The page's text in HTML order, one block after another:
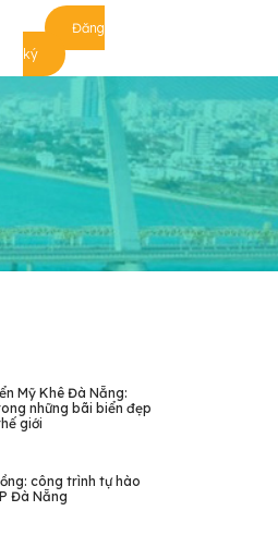
Đăng
ký
Mỹ Khê Đà Nẵng:
những bãi biển đẹp
giới
công trình tự hào
Đà Nẵng